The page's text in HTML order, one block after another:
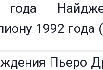
1992 года
Пьеро